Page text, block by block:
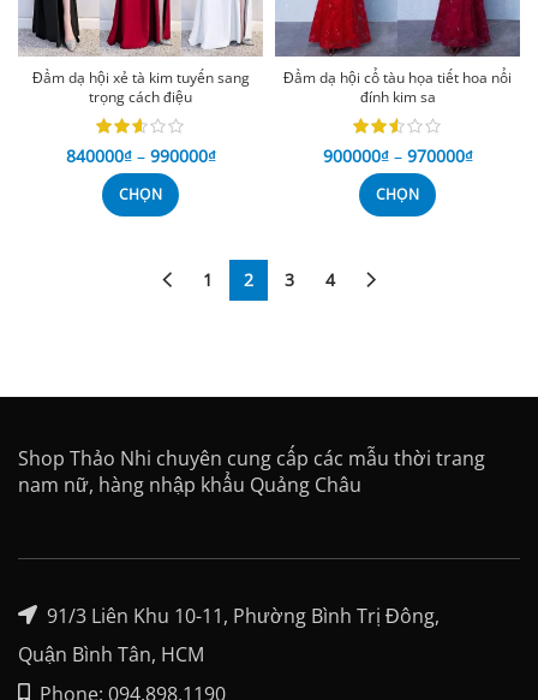
Đầm dạ hội xẻ tà kim tuyến sang
trọng cách điệu
840000₫ – 990000₫
CHỌN
Đầm dạ hội cổ tàu họa tiết hoa nổi
đính kim sa
900000₫ – 970000₫
CHỌN
1 2 3 4
Shop Thảo Nhi chuyên cung cấp các mẫu thời trang
nam nữ, hàng nhập khẩu Quảng Châu
91/3 Liên Khu 10-11, Phường Bình Trị Đông,
Quận Bình Tân, HCM
Phone: 094.898.1190